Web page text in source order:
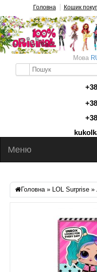
Головна Кошик
Мова
Меню
Головна» LOL Surprise »